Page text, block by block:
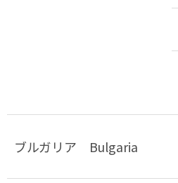
ブルガリア Bulgaria